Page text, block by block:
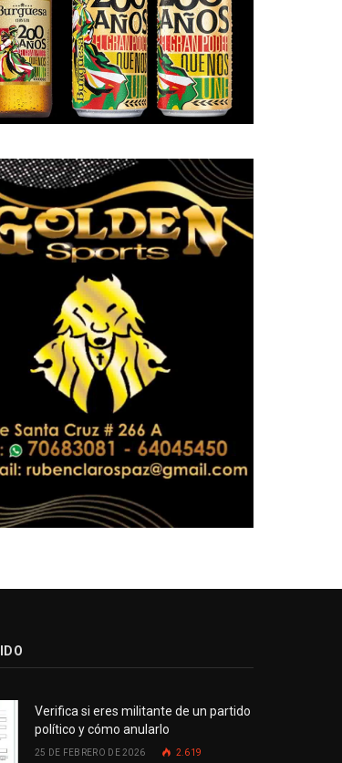
Verifica si eres militante de un partido
político y cómo anularlo
25 DE FEBRERO DE 2026 2.619